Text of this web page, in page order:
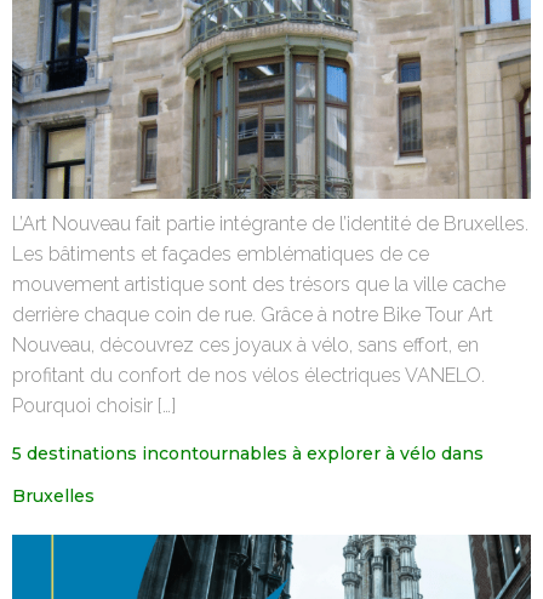
L’Art Nouveau fait partie intégrante de l’identité de Bruxelles.
Les bâtiments et façades emblématiques de ce
mouvement artistique sont des trésors que la ville cache
derrière chaque coin de rue. Grâce à notre Bike Tour Art
Nouveau, découvrez ces joyaux à vélo, sans effort, en
profitant du confort de nos vélos électriques VANELO.
Pourquoi choisir […]
5 destinations incontournables à explorer à vélo dans
Bruxelles